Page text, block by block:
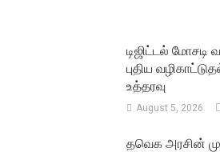
டிஜிட்டல்
புதிய
உத்தரவு
August 5, 2026
தவெக அரசின்